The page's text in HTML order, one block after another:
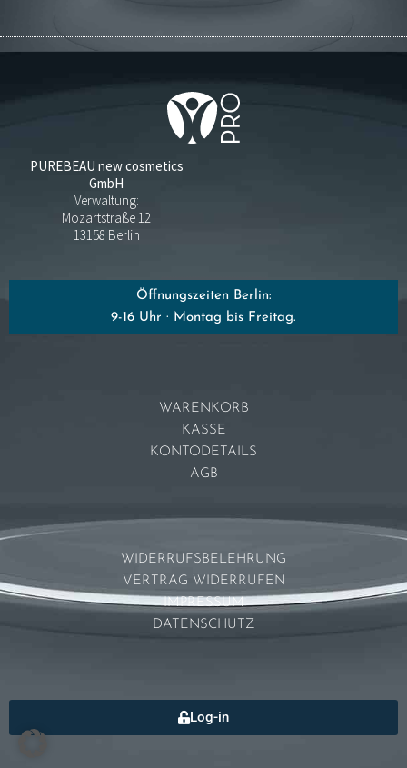
PUREBEAU new cosmetics
GmbH
Verwaltung:
Mozartstraße 12
13158 Berlin
Öffnungszeiten Berlin:
9-16 Uhr · Montag bis Freitag.
WARENKORB
KASSE
KONTODETAILS
AGB
WIDERRUFSBELEHRUNG
VERTRAG WIDERRUFEN
IMPRESSUM
DATENSCHUTZ
Log-in